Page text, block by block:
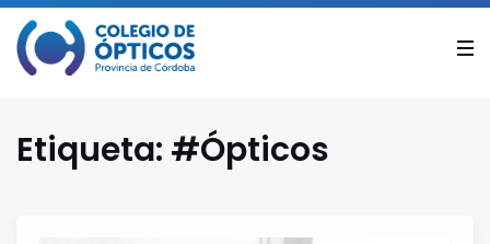
Etiqueta: #Ópticos